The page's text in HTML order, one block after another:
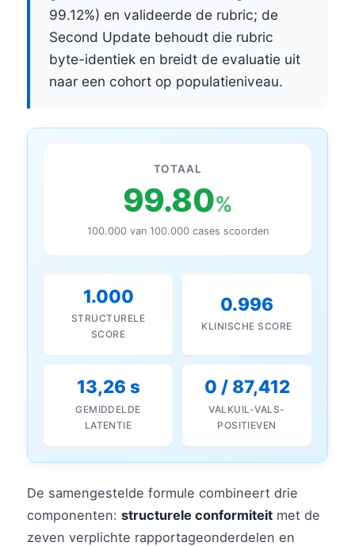
99.12%) en valideerde de rubric; de
Second Update behoudt die rubric
byte-identiek en breidt de evaluatie uit
naar een cohort op populatieniveau.
TOTAAL
99.80%
100.000 van 100.000 cases scoorden
1.000
STRUCTURELE
SCORE
0.996
KLINISCHE SCORE
13,26 s
GEMIDDELDE
LATENTIE
0 / 87,412
VALKUIL-VALS-
POSITIEVEN
De samengestelde formule combineert drie
componenten: structurele conformiteit met de
zeven verplichte rapportageonderdelen en